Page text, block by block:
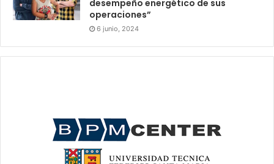
desempeño energético de sus
operaciones”
6 junio, 2024